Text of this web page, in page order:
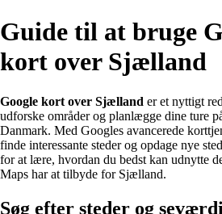
Guide til at bruge
kort over Sjælland
Google kort over Sjælland er et nyttigt
udforske områder og planlægge dine ture
Danmark. Med Googles avancerede
finde interessante steder og opdage nye
for at lære, hvordan du bedst kan udnytte
Maps har at tilbyde for Sjælland.
Søg efter steder og